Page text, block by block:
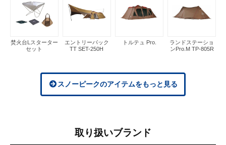
焚火台Lスターター
セット
エントリーパック
TT SET-250H
トルテュ Pro.
ランドステーショ
ンPro.M TP-805R
スノーピークのアイテムをもっと見る
取り扱いブランド